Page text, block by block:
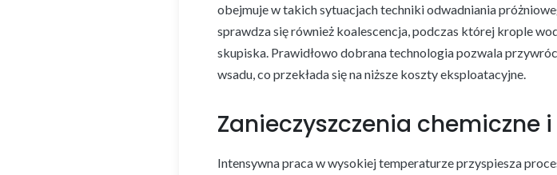
obejmuje w takich sytuacjach techniki odwadniania
sprawdza się również koalescencja, podczas której krople
skupiska. Prawidłowo dobrana technologia pozwala
wsadu, co przekłada się na niższe koszty eksploatacyjne.
Zanieczyszczenia chemiczne
Intensywna praca w wysokiej temperaturze przyspiesza